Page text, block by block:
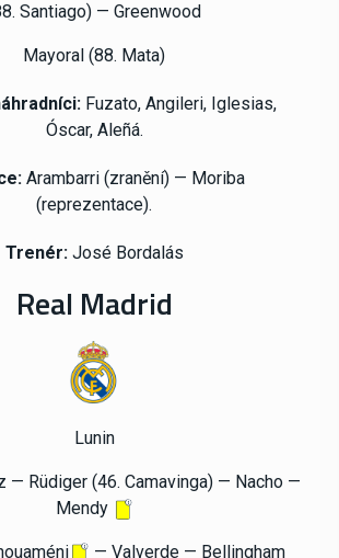
Santiago) — Greenwood
Mayoral (88. Mata)
Fuzato, Angileri, Iglesias,
Óscar, Aleñá.
Arambarri(zranění) — Moriba
(reprezentace).
Trenér:José Bordalás
Real Madrid
Lunin
— Rüdiger (46. Camavinga) — Nacho —
Mendy
— Valverde — Bellingham